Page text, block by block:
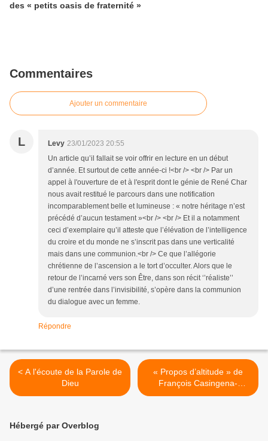
des « petits oasis de fraternité »
Commentaires
Ajouter un commentaire
L Levy 23/01/2023 20:55
Un article qu’il fallait se voir offrir en lecture en un début
d’année. Et surtout de cette année-ci !<br /> <br /> Par un
appel à l'ouverture de et à l'esprit dont le génie de René Char
nous avait restitué le parcours dans une notification
incomparablement belle et lumineuse : « notre héritage n’est
précédé d’aucun testament »<br /> <br /> Et il a notamment
ceci d’exemplaire qu’il atteste que l’élévation de l’intelligence
du croire et du monde ne s’inscrit pas dans une verticalité
mais dans une communion.<br /> Ce que l’allégorie
chrétienne de l’ascension a le tort d’occulter. Alors que le
retour de l’incarné vers son Être, dans son récit ‘’réaliste’’
d’une rentrée dans l’invisibilité, s’opère dans la communion
du dialogue avec un femme.
Répondre
< A l'écoute de la Parole de
Dieu
« Propos d’altitude » de
François Casingena-
Trévedy >
Hébergé par Overblog